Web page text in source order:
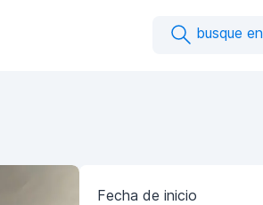
busque en
Fecha de inicio